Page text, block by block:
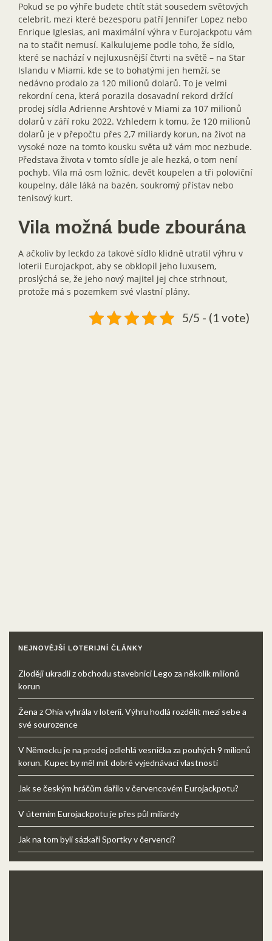
Pokud se po výhře budete chtít stát sousedem světových
celebrit, mezi které bezesporu patří Jennifer Lopez nebo
Enrique Iglesias, ani maximální výhra v Eurojackpotu vám
na to stačit nemusí. Kalkulujeme podle toho, že sídlo,
které se nachází v nejluxusnější čtvrti na světě – na Star
Islandu v Miami, kde se to bohatými jen hemží, se
nedávno prodalo za 120 milionů dolarů. To je velmi
rekordní cena, která porazila dosavadní rekord držící
prodej sídla Adrienne Arshtové v Miami za 107 milionů
dolarů v září roku 2022. Vzhledem k tomu, že 120 milionů
dolarů je v přepočtu přes 2,7 miliardy korun, na život na
vysoké noze na tomto kousku světa už vám moc nezbude.
Představa života v tomto sídle je ale hezká, o tom není
pochyb. Vila má osm ložnic, devět koupelen a tři poloviční
koupelny, dále láká na bazén, soukromý přístav nebo
tenisový kurt.
Vila možná bude zbourána
A ačkoliv by leckdo za takové sídlo klidně utratil výhru v
loterii Eurojackpot, aby se obklopil jeho luxusem,
proslýchá se, že jeho nový majitel jej chce strhnout,
protože má s pozemkem své vlastní plány.
5/5 - (1 vote)
NEJNOVĚJŠÍ LOTERIJNÍ ČLÁNKY
Zloději ukradli z obchodu stavebnici Lego za několik milionů
korun
Žena z Ohia vyhrála v loterii. Výhru hodlá rozdělit mezi sebe a
své sourozence
V Německu je na prodej odlehlá vesnička za pouhých 9 milionů
korun. Kupec by měl mít dobré vyjednávací vlastnosti
Jak se českým hráčům dařilo v červencovém Eurojackpotu?
V úterním Eurojackpotu je přes půl miliardy
Jak na tom byli sázkaři Sportky v červenci?